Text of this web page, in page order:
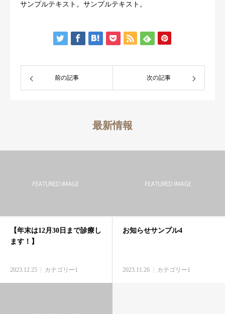
サンプルテキスト。サンプルテキスト。
前の記事 次の記事
最新情報
【年末は12月30日まで診療し
ます！】
2023.12.25 カテゴリー1
お知らせサンプル4
2023.11.26 カテゴリー1
良くある質問